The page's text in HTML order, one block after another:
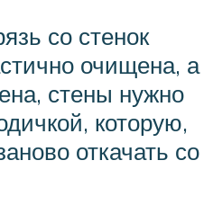
со стенок
очищена, а
стены нужно
которую,
откачать со